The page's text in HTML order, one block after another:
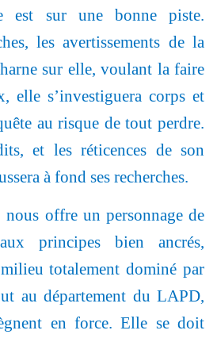
est sur une bonne piste.
les avertissements de la
sur elle, voulant la faire
elle s’investiguera corps et
au risque de tout perdre.
et les réticences de son
à fond ses recherches.
offre un personnage de
principes bien ancrés,
totalement dominé par
au département du LAPD,
en force. Elle se doit